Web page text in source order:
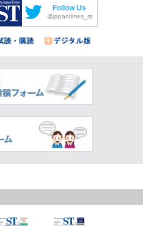
Follow Us
@japantimes_st